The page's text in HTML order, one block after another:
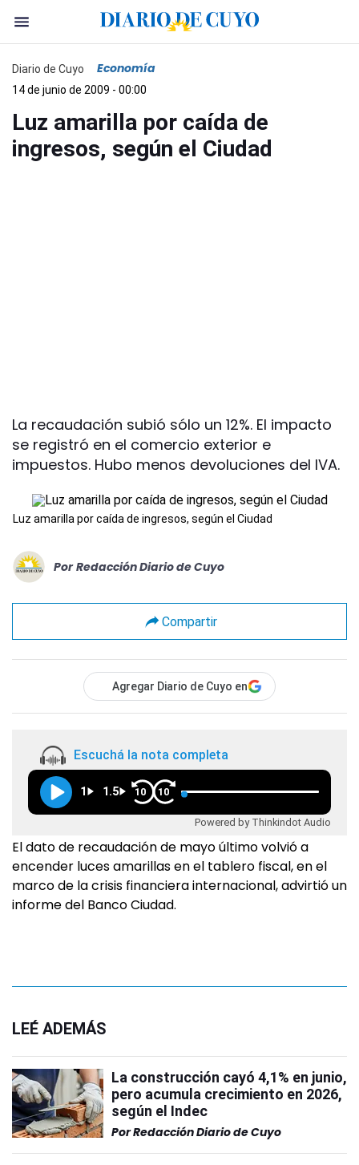
Diario de Cuyo Economía
14 de junio de 2009 - 00:00
Luz amarilla por caída de
ingresos, según el Ciudad
La recaudación subió sólo un 12%. El impacto
se registró en el comercio exterior e
impuestos. Hubo menos devoluciones del IVA.
Luz amarilla por caída de ingresos, según el Ciudad
Por Redacción Diario de Cuyo
Compartir
Agregar Diario de Cuyo en
Escuchá la nota completa
1 1.5 10 10
Powered by Thinkindot Audio
El dato de recaudación de mayo último volvió a
encender luces amarillas en el tablero fiscal, en el
marco de la crisis financiera internacional, advirtió un
informe del Banco Ciudad.
LEÉ ADEMÁS
La construcción cayó 4,1% en junio,
pero acumula crecimiento en 2026,
según el Indec
PorRedacción Diario de Cuyo